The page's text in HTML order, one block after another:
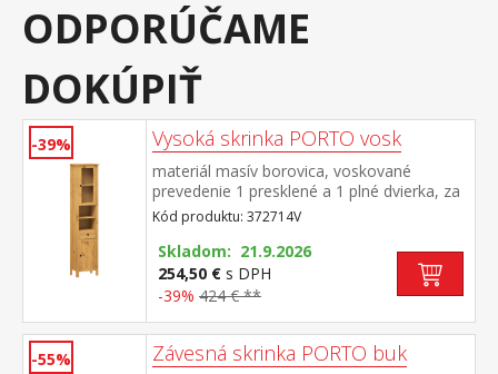
ODPORÚČAME
DOKÚPIŤ
-39% Vysoká skrinka PORTO vosk
materiál masív borovica, voskované
prevedenie 1 presklené a 1 plné dvierka, za
každými 1 polica 2 niky, 1 zásuvka s
kovovými pojazdmi maximálne nosnosti
uvedené v návode na montáž súčasť
zostavy PORTO vosk
Kód produktu: 372714V
Skladom: 21.9.2026
254,50 € s DPH
-39% 424 € **
-55% Závesná skrinka PORTO buk